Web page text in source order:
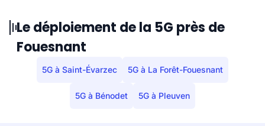
Le déploiement de la 5G près de
Fouesnant
5G à Saint-Évarzec 5G à La Forêt-Fouesnant
5G à Bénodet 5G à Pleuven